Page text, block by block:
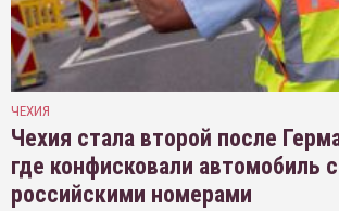
ЧЕХИЯ
Чехия стала второй после
где конфисковали автомобиль с
российскими номерами